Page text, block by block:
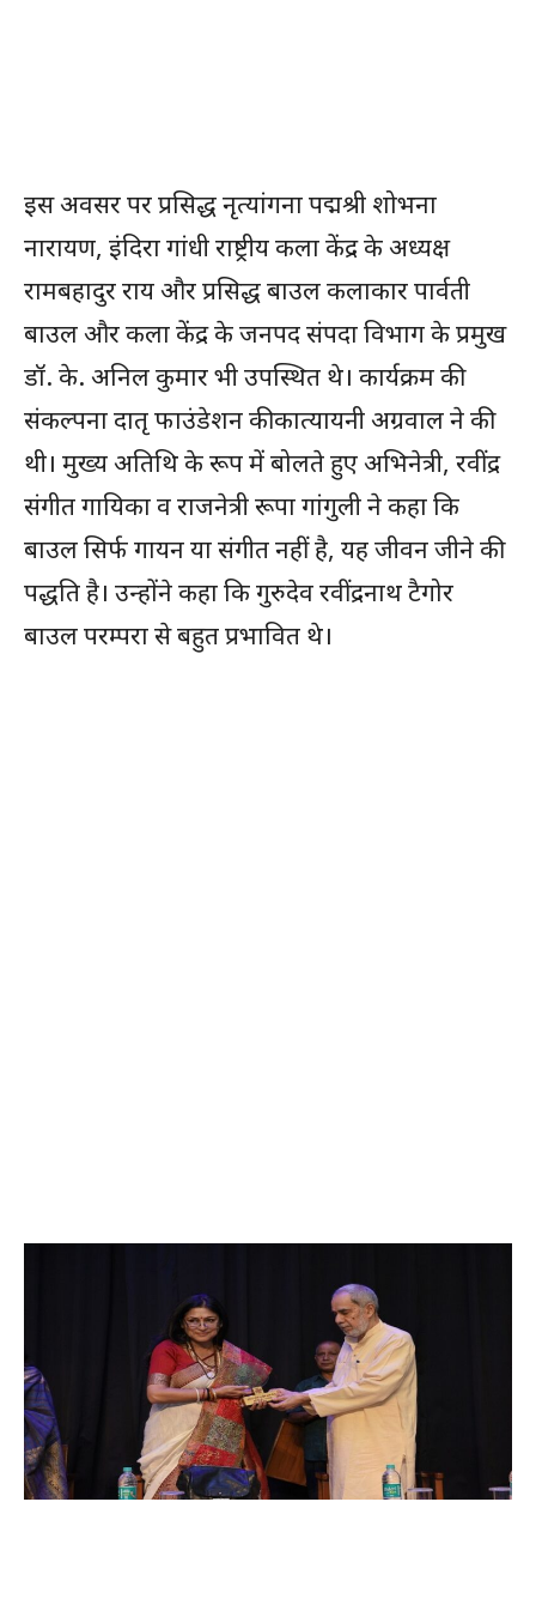
इस अवसर पर प्रसिद्ध नृत्यांगना पद्मश्री शोभना
नारायण, इंदिरा गांधी राष्ट्रीय कला केंद्र के अध्यक्ष
रामबहादुर राय और प्रसिद्ध बाउल कलाकार पार्वती
बाउल और कला केंद्र के जनपद संपदा विभाग के प्रमुख
डॉ. के. अनिल कुमार भी उपस्थित थे। कार्यक्रम की
संकल्पना दातृ फाउंडेशन की कात्यायनी अग्रवाल ने की
थी। मुख्य अतिथि के रूप में बोलते हुए अभिनेत्री, रवींद्र
संगीत गायिका व राजनेत्री रूपा गांगुली ने कहा कि
बाउल सिर्फ गायन या संगीत नहीं है, यह जीवन जीने की
पद्धति है। उन्होंने कहा कि गुरुदेव रवींद्रनाथ टैगोर
बाउल परम्परा से बहुत प्रभावित थे।